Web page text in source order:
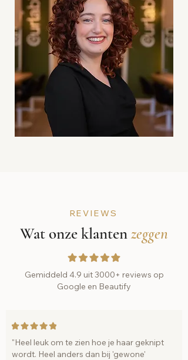
REVIEWS
Wat onze klantenzeggen
Gemiddeld 4.9 uit 3000+ reviews op
Google en Beautify
"Heel leuk om te zien hoe je haar geknipt
wordt. Heel anders dan bij 'gewone'